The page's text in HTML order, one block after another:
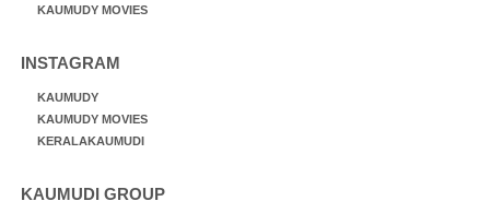
KAUMUDY MOVIES
INSTAGRAM
KAUMUDY
KAUMUDY MOVIES
KERALAKAUMUDI
KAUMUDI GROUP